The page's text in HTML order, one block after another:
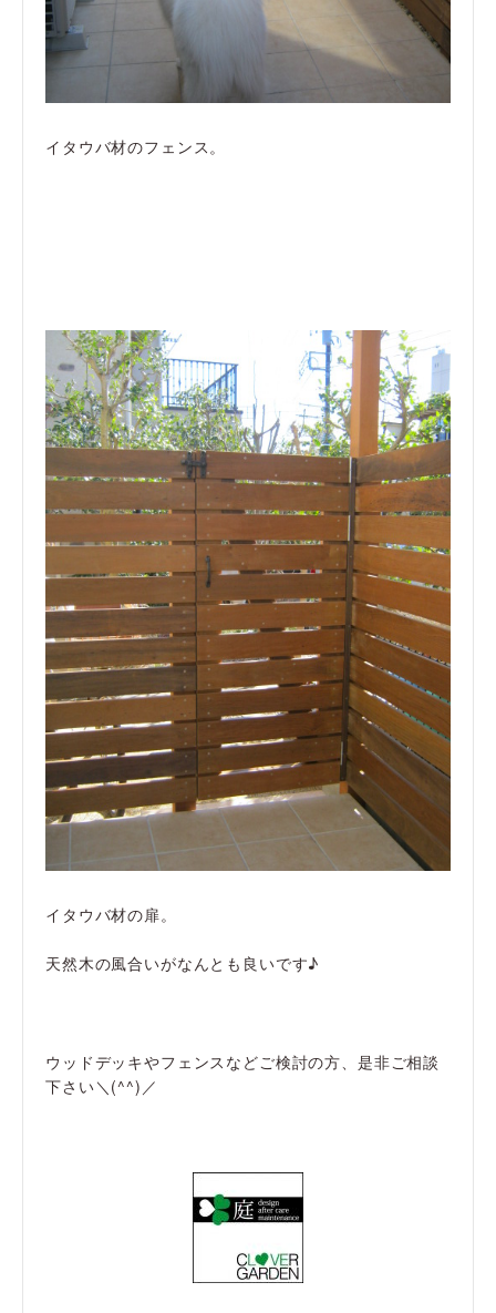
イタウバ材のフェンス。
イタウバ材の扉。
天然木の風合いがなんとも良いです♪
ウッドデッキやフェンスなどご検討の方、是非ご相談
下さい＼(^^)／